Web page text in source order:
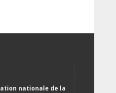
nationale de la